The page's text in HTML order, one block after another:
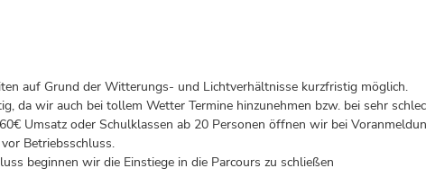
auf Grund der Witterungs- und Lichtverhältnisse kurzfristig möglich.
da wir auch bei tollem Wetter Termine hinzunehmen bzw. bei sehr
Umsatz oder Schulklassen ab 20 Personen öffnen wir bei
Betriebsschluss.
beginnen wir die Einstiege in die Parcours zu schließen